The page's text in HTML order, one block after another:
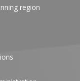
region